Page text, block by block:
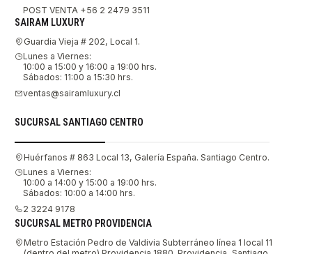
POST VENTA +56 2 2479 3511
SAIRAM LUXURY
Guardia Vieja # 202, Local 1.
Lunes a Viernes:
10:00 a 15:00 y 16:00 a 19:00 hrs.
Sábados: 11:00 a 15:30 hrs.
ventas@sairamluxury.cl
SUCURSAL SANTIAGO CENTRO
Huérfanos # 863 Local 13, Galería España. Santiago Centro.
Lunes a Viernes:
10:00 a 14:00 y 15:00 a 19:00 hrs.
Sábados: 10:00 a 14:00 hrs.
2 3224 9178
SUCURSAL METRO PROVIDENCIA
Metro Estación Pedro de Valdivia Subterráneo línea 1 local 11